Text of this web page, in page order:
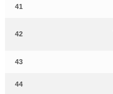
41
42
43
44